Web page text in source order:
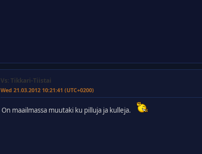
Vs: Tikkari-Tiistai
Wed 21.03.2012 10:21:41 (UTC+0200)
On maailmassa muutaki ku pilluja ja kulleja.